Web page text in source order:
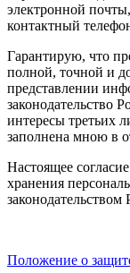
электронной
контактный
Гарантирую, что
полной, точной и
представлении
законодательство
интересы третьих
заполнена мною в
Настоящее
хранения
Положение о